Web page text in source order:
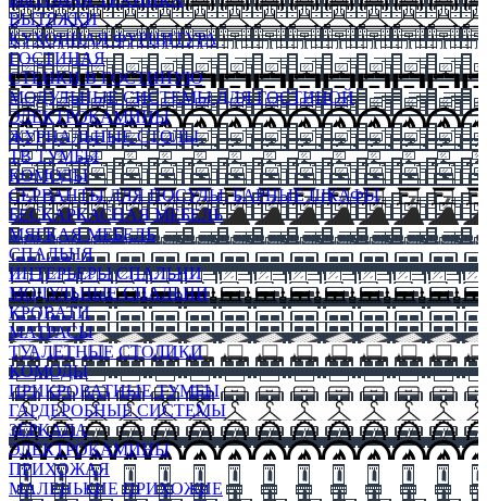
ВЫТЯЖКИ
КУХОННАЯ ФУРНИТУРА
ГОСТИНАЯ
СТЕНКИ В ГОСТИНУЮ
МОДУЛЬНЫЕ СИСТЕМЫ ДЛЯ ГОСТИНОЙ
ЭЛЕКТРОКАМИНЫ
ЖУРНАЛЬНЫЕ СТОЛЫ
ТВ ТУМБЫ
КОМОДЫ
СЕРВАНТЫ ДЛЯ ПОСУДЫ, БАРНЫЕ ШКАФЫ
БЕСКАРКАСНАЯ МЕБЕЛЬ
МЯГКАЯ МЕБЕЛЬ
СПАЛЬНЯ
ИНТЕРЬЕРЫ СПАЛЬНИ
МОДУЛЬНЫЕ СПАЛЬНИ
КРОВАТИ
МАТРАСЫ
ТУАЛЕТНЫЕ СТОЛИКИ
КОМОДЫ
ПРИКРОВАТНЫЕ ТУМБЫ
ГАРДЕРОБНЫЕ СИСТЕМЫ
ЗЕРКАЛА
ЭЛЕКТРОКАМИНЫ
ПРИХОЖАЯ
МАЛЕНЬКИЕ ПРИХОЖИЕ